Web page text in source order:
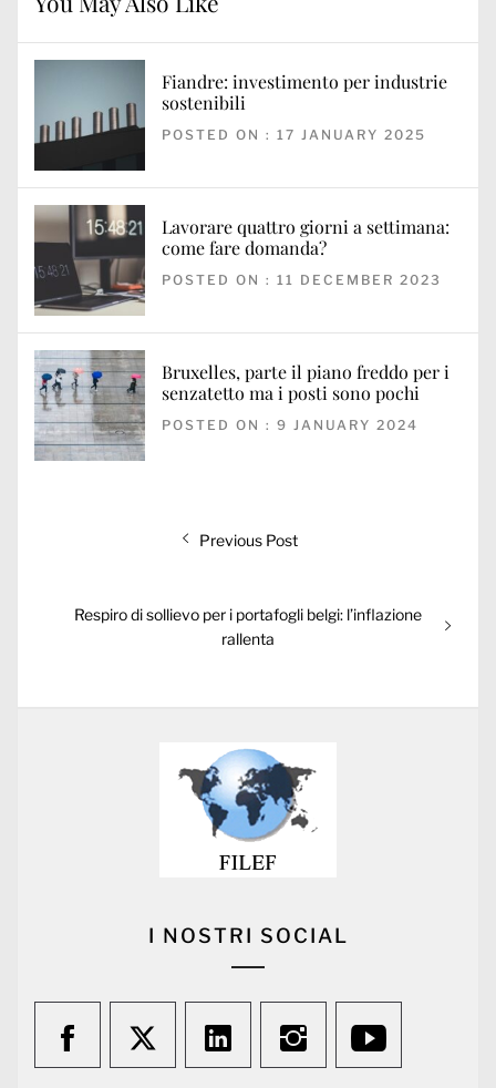
Fiandre: investimento per industrie
sostenibili
POSTED ON : 17 JANUARY 2025
Lavorare quattro giorni a settimana:
come fare domanda?
POSTED ON : 11 DECEMBER 2023
Bruxelles, parte il piano freddo per i
senzatetto ma i posti sono pochi
POSTED ON : 9 JANUARY 2024
Previous
Previous Post
Next
Respiro di sollievo per i portafogli belgi: l’inflazione
rallenta
I NOSTRI SOCIAL